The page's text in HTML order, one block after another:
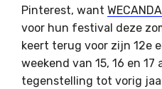
Pinterest, want
voor hun festival deze
keert terug voor zijn 12e
weekend van 15, 16 en 17
tegenstelling tot vorig